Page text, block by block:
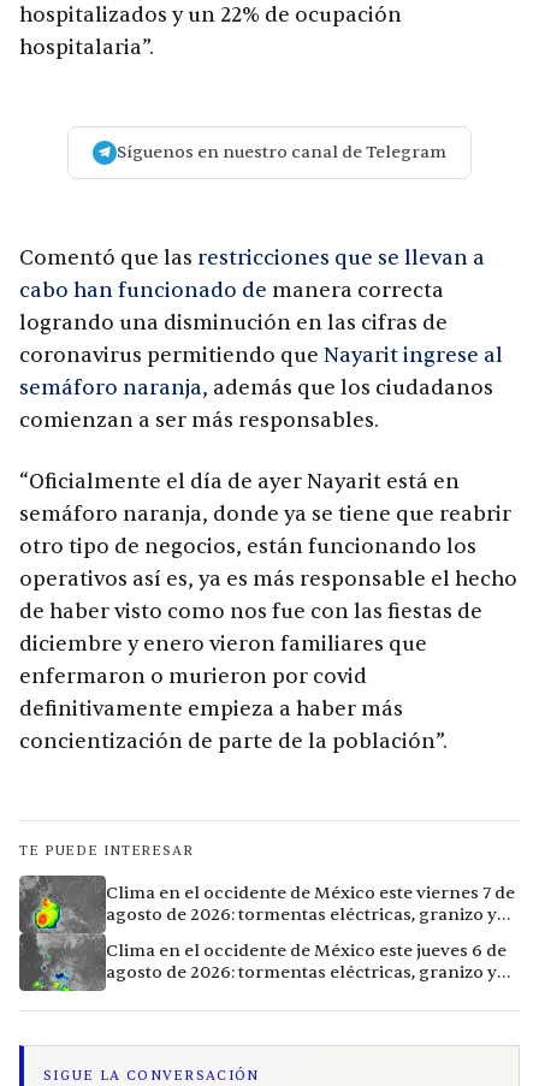
hospitalizados y un 22% de ocupación
hospitalaria”.
Síguenos en nuestro canal de Telegram
Comentó que las restricciones que se llevan a
cabo han funcionado de manera correcta
logrando una disminución en las cifras de
coronavirus permitiendo que Nayarit ingrese al
semáforo naranja, además que los ciudadanos
comienzan a ser más responsables.
“Oficialmente el día de ayer Nayarit está en
semáforo naranja, donde ya se tiene que reabrir
otro tipo de negocios, están funcionando los
operativos así es, ya es más responsable el hecho
de haber visto como nos fue con las fiestas de
diciembre y enero vieron familiares que
enfermaron o murieron por covid
definitivamente empieza a haber más
concientización de parte de la población”.
TE PUEDE INTERESAR
Clima en el occidente de México este viernes 7 de
agosto de 2026: tormentas eléctricas, granizo y
Clima en el occidente de México este jueves 6 de
agosto de 2026: tormentas eléctricas, granizo y
SIGUE LA CONVERSACIÓN